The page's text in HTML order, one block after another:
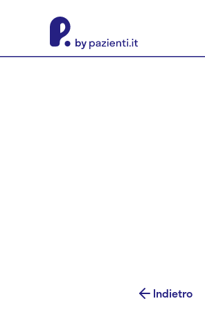
Indietro